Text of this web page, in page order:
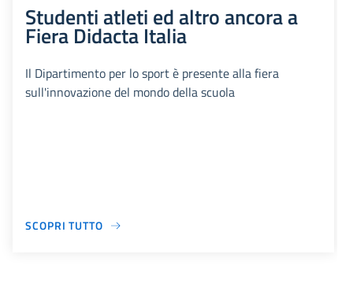
Studenti atleti ed altro ancora a
Fiera Didacta Italia
Il Dipartimento per lo sport è presente alla fiera
sull'innovazione del mondo della scuola
SCOPRI TUTTO